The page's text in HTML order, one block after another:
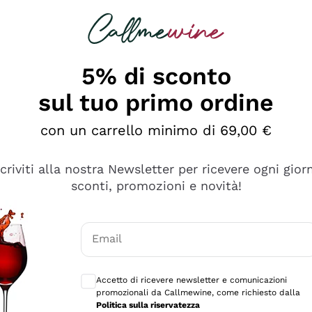
diversi e con un ampio range di prezzo. Le
5% di sconto
sul tuo primo ordine
con un carrello minimo di 69,00 €
alla nostra Newsletter per ricevere ogni
sconti, promozioni e novità!
Email
Accetto di ricevere newsletter e comunicazioni
promozionali da Callmewine, come richiesto dalla
Politica sulla riservatezza